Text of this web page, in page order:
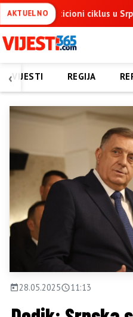
AKTUELNOVrijednost projekata 7,4
‹VIJESTI REGIJA
28.05.2025 11:13